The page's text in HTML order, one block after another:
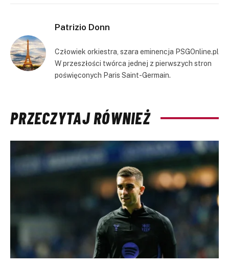
Patrizio Donn
Człowiek orkiestra, szara eminencja PSGOnline.pl
W przeszłości twórca jednej z pierwszych stron
poświęconych Paris Saint-Germain.
PRZECZYTAJ RÓWNIEŻ